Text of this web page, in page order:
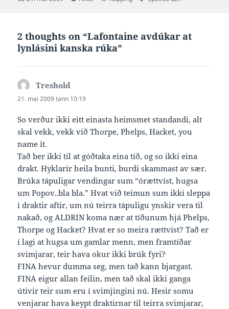
2 thoughts on “Lafontaine avdúkar at
lynlásini kanska rúka”
Treshold
21. mai 2009 tann 10:19
So verður ikki eitt einasta heimsmet standandi, alt
skal vekk, vekk við Thorpe, Phelps, Hacket, you
name it.
Tað ber ikki til at góðtaka eina tíð, og so ikki eina
drakt. Hyklarir heila bunti, burdi skammast av sær.
Brúka tápuligar vendingar sum “órættvíst, hugsa
um Popov..bla bla.” Hvat við teimun sum ikki sleppa
í draktir aftir, um nú teirra tápuligu ynskir vera til
nakað, og ALDRIN koma nær at tíðunum hjá Phelps,
Thorpe og Hacket? Hvat er so meira rættvíst? Tað er
í lagi at hugsa um gamlar menn, men framtíðar
svimjarar, teir hava okur ikki brúk fyri?
FINA hevur dumma seg, men tað kann bjargast.
FINA eigur allan feilin, men tað skal ikki ganga
útivir teir sum eru í svimjingini nú. Hesir somu
venjarar hava keypt draktirnar til teirra svimjarar,